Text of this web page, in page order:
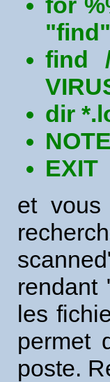
find
dir
EXIT
et
rendant
les
permet
poste.